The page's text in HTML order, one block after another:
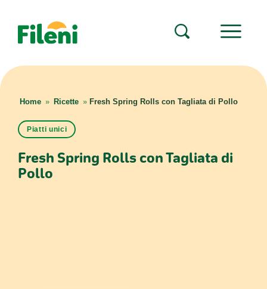
Home » Ricette » Fresh Spring Rolls con Tagliata di Pollo
Piatti unici
Fresh Spring Rolls con Tagliata di
Pollo